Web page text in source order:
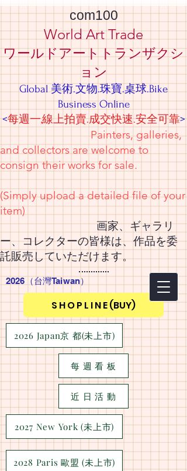
2026（台灣Taiwan）
S H O P L I N E (BUY)
2026 Japan京 都(未上市)
每 週 看 板
近 日 活 動
2027 New York (未上市)
2028 Paris 歐盟 (未上市)
com100
World Art Trade
ワールドアートトランザクシ
ョン
Global 美術.文物.珠寶.桌球.Bike
Business Online
<每週一,線上拍賣.成交快速.安全可靠>
Painters, galleries,
and collectors are welcome to
consign their works for sale.
(Simply upload a detailed file of your
item)
画家、ギャラリ
ー、コレクターの皆様は、作品を委
託販売していただけます。